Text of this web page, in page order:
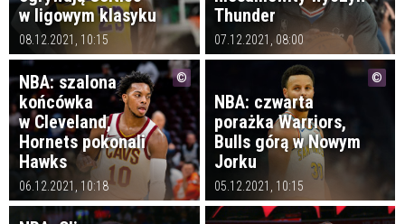
w ligowym klasyku
08.12.2021, 10:15
Thunder
07.12.2021, 08:00
NBA: szalona
końcówka
w Cleveland,
Hornets pokonali
Hawks
06.12.2021, 10:18
NBA: czwarta
porażka Warriors,
Bulls górą w Nowym
Jorku
05.12.2021, 10:15